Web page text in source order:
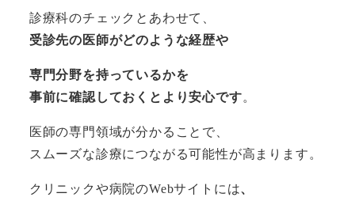
診療科のチェックとあわせて、
受診先の医師がどのような経歴や
専門分野を持っているかを
事前に確認しておくとより安心です。
医師の専門領域が分かることで、
スムーズな診療につながる可能性が高まります。
クリニックや病院のWebサイトには、